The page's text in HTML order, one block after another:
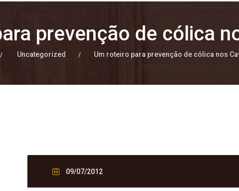
prevenção de cólica
Uncategorized Um roteiro para prevenção de cólica nos
09/07/2012